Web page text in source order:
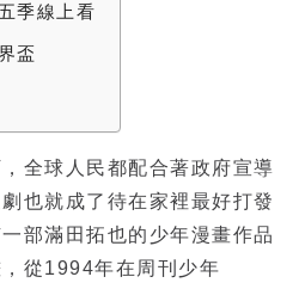
季線上看
盃
全球人民都配合著政府宣導
也就成了待在家裡最好打發
部滿田拓也的少年漫畫作品
從1994年在周刊少年